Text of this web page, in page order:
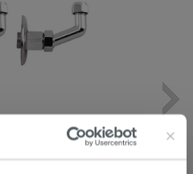
lavabo 45° laiton